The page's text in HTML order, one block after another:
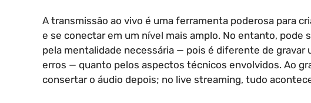
A transmissão ao vivo é uma ferramenta poderosa para
e se conectar em um nível mais amplo. No entanto, pode
pela mentalidade necessária — pois é diferente de
erros — quanto pelos aspectos técnicos envolvidos. Ao
consertar o áudio depois; no live streaming, tudo